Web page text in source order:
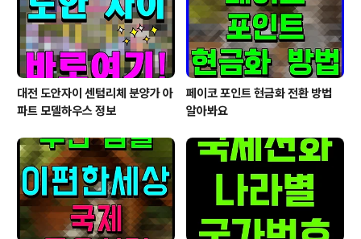
되며, 온라인 채널에도 업로드할 예정이다. 이번 공..
대전 도안자이 센텀리체 분양가 아
파트 모델하우스 정보
페이코 포인트 현금화 전환 방법
알아봐요